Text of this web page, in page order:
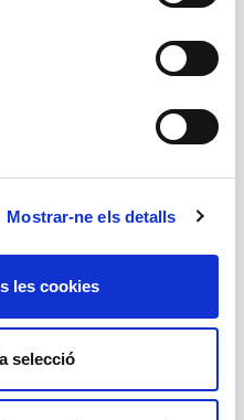
Mostrar-ne els detalls
les cookies
selecció